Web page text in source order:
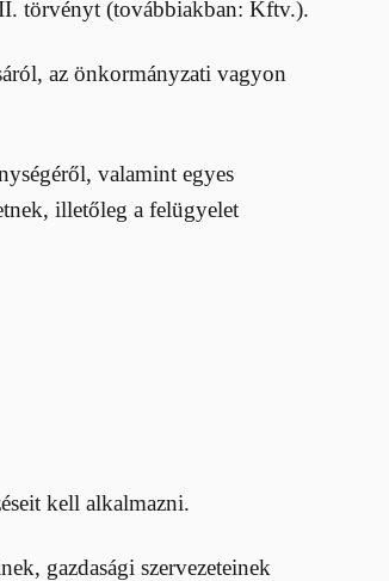
törvényt (továbbiakban: Kftv.).
az önkormányzati vagyon
valamint egyes
illetőleg a felügyelet
kell alkalmazni.
gazdasági szervezeteinek